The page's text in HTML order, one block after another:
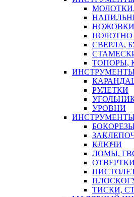
СВЕРЛА,
ТОПОРЫ,
РУЛЕТКИ
УРОВНИ
КЛЮЧИ
ЛОМЫ,
ОТВЕРТКИ
ТИСКИ,